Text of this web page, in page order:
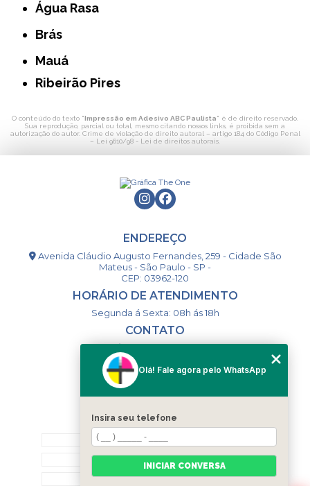
Água Rasa
Brás
Mauá
Ribeirão Pires
O conteúdo do texto "Impressão em Adesivo ABC Paulista" é de direito reservado.
Sua reprodução, parcial ou total, mesmo citando nossos links, é proibida sem a
autorização do autor. Crime de violação de direito autoral – artigo 184 do Código Penal
– Lei 9610/98 - Lei de direitos autorais
ENDEREÇO
Avenida Cláudio Augusto Fernandes, 259 - Cidade São
Mateus - São Paulo - SP -
CEP: 03962-120
HORÁRIO DE ATENDIMENTO
Segunda á Sexta: 08h ás 18h
CONTATO
(11) 98993-9556
togsm1@gmail.com
MENU
HOME
CONTATO
Olá! Fale agora pelo WhatsApp
Insira seu telefone
INICIAR CONVERSA